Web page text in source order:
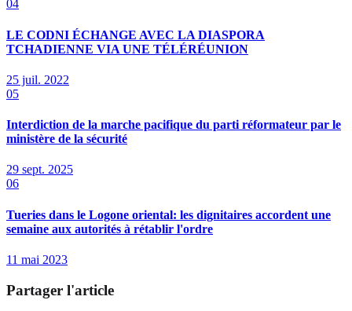
04
LE CODNI ÉCHANGE AVEC LA DIASPORA
TCHADIENNE VIA UNE TÉLÉRÉUNION
25 juil. 2022
05
Interdiction de la marche pacifique du parti réformateur par le
ministère de la sécurité
29 sept. 2025
06
Tueries dans le Logone oriental: les dignitaires accordent une
semaine aux autorités à rétablir l'ordre
11 mai 2023
Partager l'article